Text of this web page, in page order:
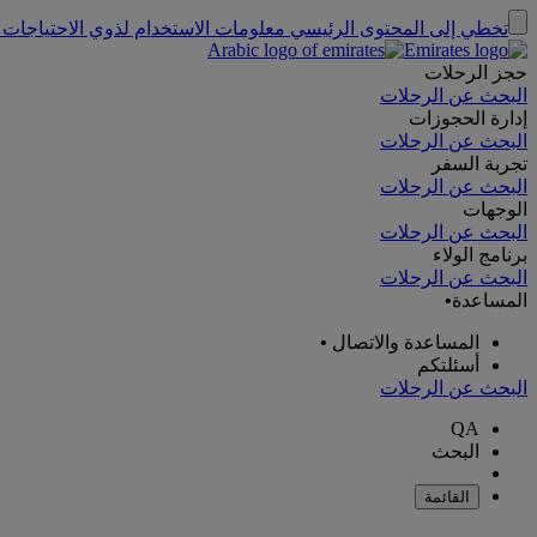
تخطي إلى المحتوى الرئيسي معلومات الاستخدام لذوي
حجز الرحلات
البحث عن الرحلات
إدارة الحجوزات
البحث عن الرحلات
تجربة السفر
البحث عن الرحلات
الوجهات
البحث عن الرحلات
برنامج الولاء
البحث عن الرحلات
المساعدة•
المساعدة والاتصال •
أسئلتكم
البحث عن الرحلات
QA
البحث
القائمة